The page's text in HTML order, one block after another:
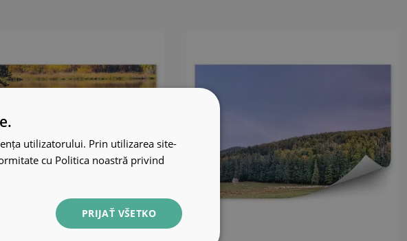
utilizatorului. Prin utilizarea site-
cu Politica noastră privind
PRIJAŤ VŠETKO